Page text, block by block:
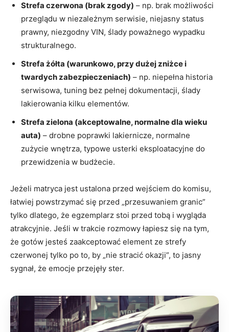
Strefa czerwona (brak zgody) – np. brak możliwości
przeglądu w niezależnym serwisie, niejasny status
prawny, niezgodny VIN, ślady poważnego wypadku
strukturalnego.
Strefa żółta (warunkowo, przy dużej zniżce i
twardych zabezpieczeniach) – np. niepełna historia
serwisowa, tuning bez pełnej dokumentacji, ślady
lakierowania kilku elementów.
Strefa zielona (akceptowalne, normalne dla wieku
auta) – drobne poprawki lakiernicze, normalne
zużycie wnętrza, typowe usterki eksploatacyjne do
przewidzenia w budżecie.
Jeżeli matryca jest ustalona przed wejściem do komisu,
łatwiej powstrzymać się przed „przesuwaniem granic”
tylko dlatego, że egzemplarz stoi przed tobą i wygląda
atrakcyjnie. Jeśli w trakcie rozmowy łapiesz się na tym,
że gotów jesteś zaakceptować element ze strefy
czerwonej tylko po to, by „nie stracić okazji”, to jasny
sygnał, że emocje przejęły ster.